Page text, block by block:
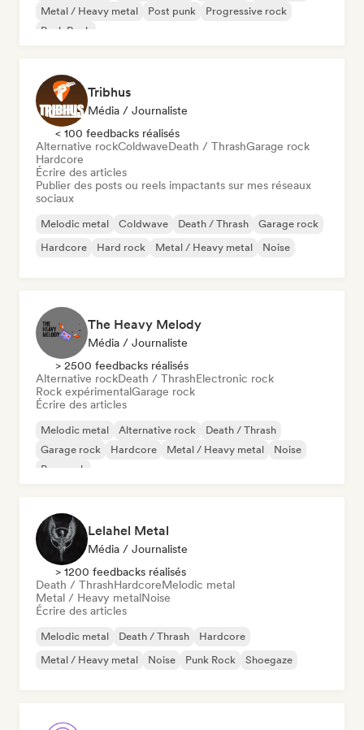
Metal / Heavy metal
Post punk
Progressive rock
Punk Rock
Tribhus
Média / Journaliste
< 100 feedbacks réalisés
Alternative rockColdwaveDeath / ThrashGarage rock
Hardcore
Écrire des articles
Publier des posts ou reels impactants sur mes réseaux
sociaux
Melodic metal Coldwave Death / Thrash
Garage rock
Hardcore
Hard rock Metal / Heavy metal Noise
The Heavy Melody
Média / Journaliste
> 2500 feedbacks réalisés
Alternative rockDeath / ThrashElectronic rock
Rock expérimentalGarage rock
Écrire des articles
Melodic metal Alternative rock
Death / Thrash
Garage rock
Hardcore Metal / Heavy metal
Noise
Pop punk
Lelahel Metal
Média / Journaliste
> 1200 feedbacks réalisés
Death / ThrashHardcoreMelodic metal
Metal / Heavy metalNoise
Écrire des articles
Melodic metal Death / Thrash
Hardcore
Metal / Heavy metal
Noise Punk Rock Shoegaze